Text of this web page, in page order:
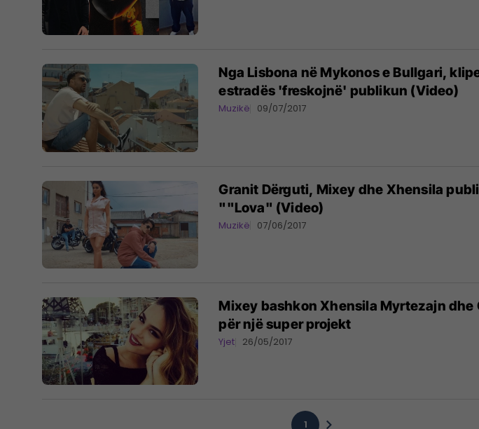
Nga Lisbona në Mykonos e Bullgari,
estradës 'freskojnë' publikun (Video)
Muzikë 09/07/2017
Granit Dërguti, Mixey dhe Xhensila
""Lova" (Video)
Muzikë 07/06/2017
Mixey bashkon Xhensila Myrtezajn dhe
për një super projekt
Yjet 26/05/2017
1